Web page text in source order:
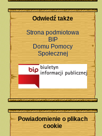
Odwiedź także
Strona podmiotowa
BIP
Domu Pomocy
Społecznej
Powiadomienie o plikach
cookie